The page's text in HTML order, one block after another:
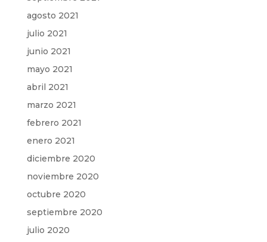
agosto 2021
julio 2021
junio 2021
mayo 2021
abril 2021
marzo 2021
febrero 2021
enero 2021
diciembre 2020
noviembre 2020
octubre 2020
septiembre 2020
julio 2020